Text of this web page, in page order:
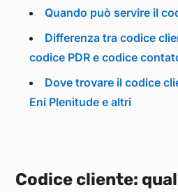
Quando può servire il
Differenza tra codice
codice PDR e codice
Dove trovare il codice
Eni Plenitude e altri
Codice cliente: